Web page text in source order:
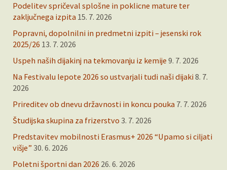
Podelitev spričeval splošne in poklicne mature ter
zaključnega izpita 15. 7. 2026
Popravni, dopolnilni in predmetni izpiti – jesenski rok
2025/26 13. 7. 2026
Uspeh naših dijakinj na tekmovanju iz kemije 9. 7. 2026
Na Festivalu lepote 2026 so ustvarjali tudi naši dijaki 8. 7.
2026
Prireditev ob dnevu državnosti in koncu pouka 7. 7. 2026
Študijska skupina za frizerstvo 3. 7. 2026
Predstavitev mobilnosti Erasmus+ 2026 “Upamo si ciljati
višje” 30. 6. 2026
Poletni športni dan 2026 26. 6. 2026